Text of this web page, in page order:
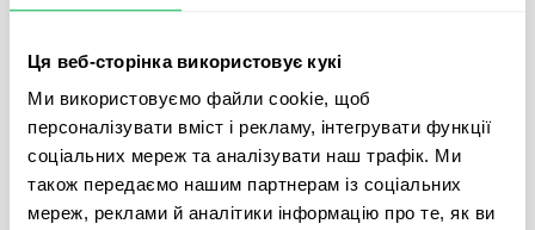
Ця веб-сторінка використовує кукі
Ми використовуємо файли cookie, щоб
персоналізувати вміст і рекламу, інтегрувати функції
соціальних мереж та аналізувати наш трафік. Ми
також передаємо нашим партнерам із соціальних
мереж, реклами й аналітики інформацію про те, як ви
Підписуйте документи з QES в
PeopleForce завдяки новій інтеграції
Autenti – гайд